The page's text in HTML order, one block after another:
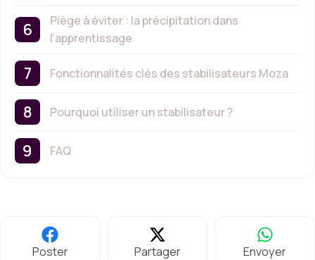
Piège à éviter : la précipitation dans
l’apprentissage
Fonctionnalités clés des stabilisateurs Moza
Pourquoi utiliser un stabilisateur ?
FAQ
Poster Partager Envoyer